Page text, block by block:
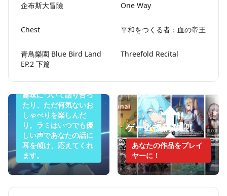
企布斯大冒險 One Way
Chest 平和をつくる者：血の帝王
青鳥樂園 Blue Bird Land
EP.2 下篇
Threefold Recital
今夜のラミは眠りた
くない
悩みを打ち明けたり、
趣味について語り合っ
たり、ただ何気ないお
しゃべりを楽しんだ
り。ラミはいつでも優
しい声であなたの話に
耳を傾け、応えてくれ
ます。
ゲーム投稿歓迎!
あなたの作品をプレイ
ヤーに！